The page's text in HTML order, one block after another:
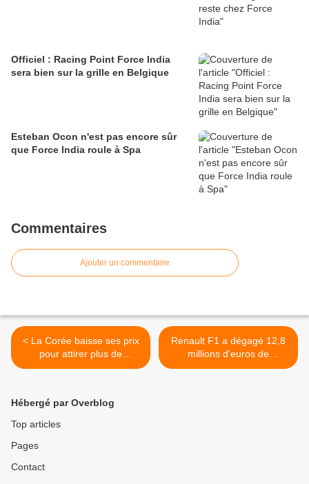
Officiel : Racing Point Force India
sera bien sur la grille en Belgique
Esteban Ocon n'est pas encore sûr
que Force India roule à Spa
Commentaires
Ajouter un commentaire
< La Corée baisse ses prix
pour attirer plus de
spectateurs
Renault F1 a dégagé 12,8
millions d'euros de
bénéfices en 2009 >
Hébergé par Overblog
Top articles
Pages
Contact